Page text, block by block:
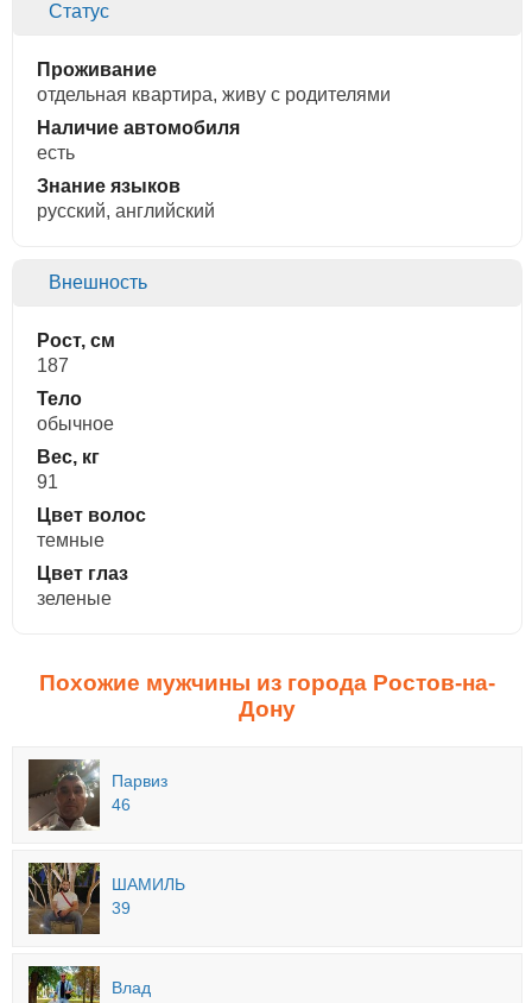
Статус
Проживание
отдельная квартира, живу с родителями
Наличие автомобиля
есть
Знание языков
русский, английский
Внешность
Рост, см
187
Тело
обычное
Вес, кг
91
Цвет волос
темные
Цвет глаз
зеленые
Похожие мужчины из города Ростов-на-
Дону
Парвиз
46
ШАМИЛЬ
39
Влад